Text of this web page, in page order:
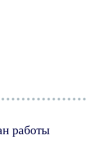
работы